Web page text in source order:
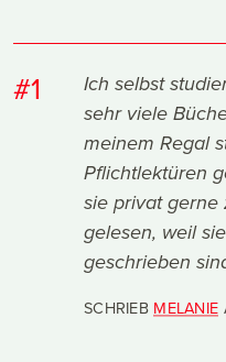
#1
Ich selbst
sehr viele
meinem Regal
Pflichtlektüren
sie privat gerne
gelesen, weil
geschrieben
SCHRIEB MELANIE